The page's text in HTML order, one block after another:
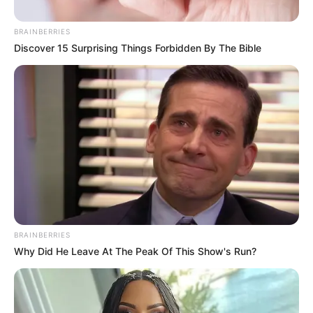
Imagen suministrada
Ricardo Orozco, gobernador del Tolima
Manuel Alejandro Brisneda Díaz
Noviembre 25, 2023
COMPARTIR
BRAINBERRIES
Discover 15 Surprising Things Forbidden By The Bible
BRAINBERRIES
Why Did He Leave At The Peak Of This Show's Run?